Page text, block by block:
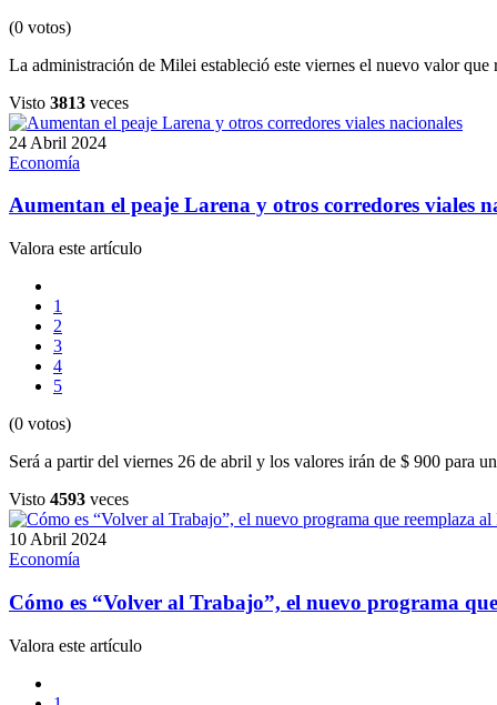
(0 votos)
La administración de Milei estableció este viernes el nuevo valor que
Visto 3813 veces
24 Abril 2024
Economía
Aumentan el peaje Larena y otros corredores viales
Valora este artículo
1
2
3
4
5
(0 votos)
Será a partir del viernes 26 de abril y los valores irán de $ 900 para
Visto 4593 veces
10 Abril 2024
Economía
Cómo es “Volver al Trabajo”, el nuevo programa
Valora este artículo